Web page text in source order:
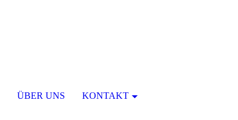
ÜBER UNS KONTAKT